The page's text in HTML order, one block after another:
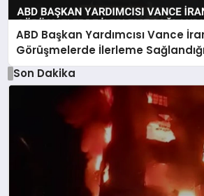
ABD Başkan Yardımcısı Vance
Görüşmelerde İlerleme
Son Dakika